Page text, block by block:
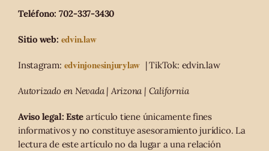
Teléfono: 702-337-3430
Sitio web: edvin.law
Instagram: edvinjonesinjurylaw | TikTok: edvin.law
Autorizado en Nevada | Arizona | California
Aviso legal: Este artículo tiene únicamente fines
informativos y no constituye asesoramiento jurídico. La
lectura de este artículo no da lugar a una relación